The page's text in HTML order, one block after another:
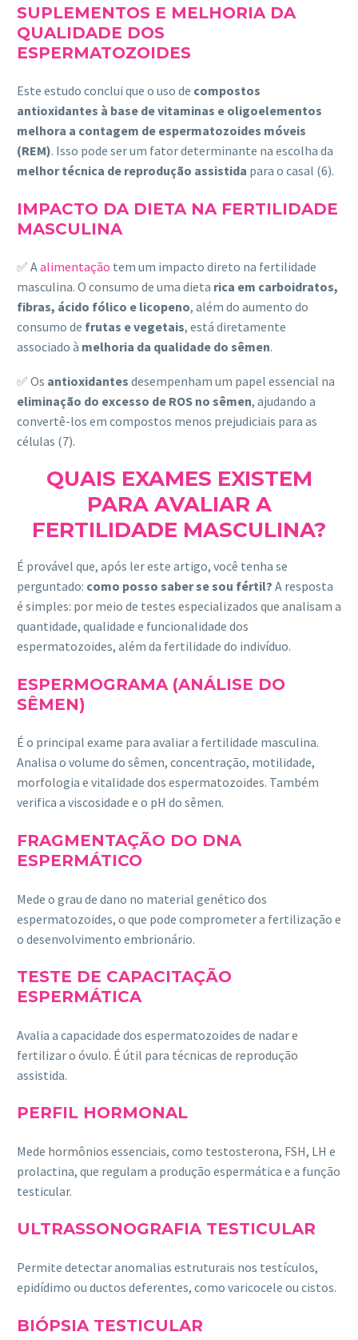
SUPLEMENTOS E MELHORIA DA
QUALIDADE DOS
ESPERMATOZOIDES
Este estudo conclui que o uso de compostos
antioxidantes à base de vitaminas e oligoelementos
melhora a contagem de espermatozoides móveis
(REM). Isso pode ser um fator determinante na escolha da
melhor técnica de reprodução assistida para o casal (6).
IMPACTO DA DIETA NA FERTILIDADE
MASCULINA
✅ Aalimentação tem um impacto direto na fertilidade
masculina. O consumo de uma dieta rica em carboidratos,
fibras, ácido fólico e licopeno, além do aumento do
consumo de frutas e vegetais, está diretamente
associado à melhoria da qualidade do sêmen.
✅ Os antioxidantes desempenham um papel essencial na
eliminação do excesso de ROS no sêmen, ajudando a
convertê-los em compostos menos prejudiciais para as
células (7).
QUAIS EXAMES EXISTEM
PARA AVALIAR A
FERTILIDADE MASCULINA?
É provável que, após ler este artigo, você tenha se
perguntado: como posso saber se sou fértil? A resposta
é simples: por meio de testes especializados que analisam a
quantidade, qualidade e funcionalidade dos
espermatozoides, além da fertilidade do indivíduo.
ESPERMOGRAMA (ANÁLISE DO
SÊMEN)
É o principal exame para avaliar a fertilidade masculina.
Analisa o volume do sêmen, concentração, motilidade,
morfologia e vitalidade dos espermatozoides. Também
verifica a viscosidade e o pH do sêmen.
FRAGMENTAÇÃO DO DNA
ESPERMÁTICO
Mede o grau de dano no material genético dos
espermatozoides, o que pode comprometer a fertilização e
o desenvolvimento embrionário.
TESTE DE CAPACITAÇÃO
ESPERMÁTICA
Avalia a capacidade dos espermatozoides de nadar e
fertilizar o óvulo. É útil para técnicas de reprodução
assistida.
PERFIL HORMONAL
Mede hormônios essenciais, como testosterona, FSH, LH e
prolactina, que regulam a produção espermática e a função
testicular.
ULTRASSONOGRAFIA TESTICULAR
Permite detectar anomalias estruturais nos testículos,
epidídimo ou ductos deferentes, como varicocele ou cistos.
BIÓPSIA TESTICULAR